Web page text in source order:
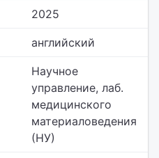
2025
английский
Научное
управление, лаб.
медицинского
материаловедения
(НУ)